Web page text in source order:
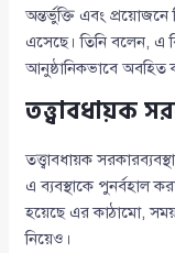
অন্তর্ভুক্তি এবং
এসেছে। তিনি বলেন, এ
আনুষ্ঠানিকভাবে অবহিত
তত্ত্বাবধায়ক
তত্ত্বাবধায়ক
এ ব্যবস্থাকে পুনর্বহাল
হয়েছে এর কাঠামো,
নিয়েও।